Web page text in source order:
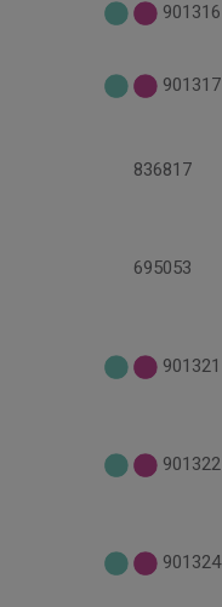
901316
901317
836817
695053
901321
901322
901324